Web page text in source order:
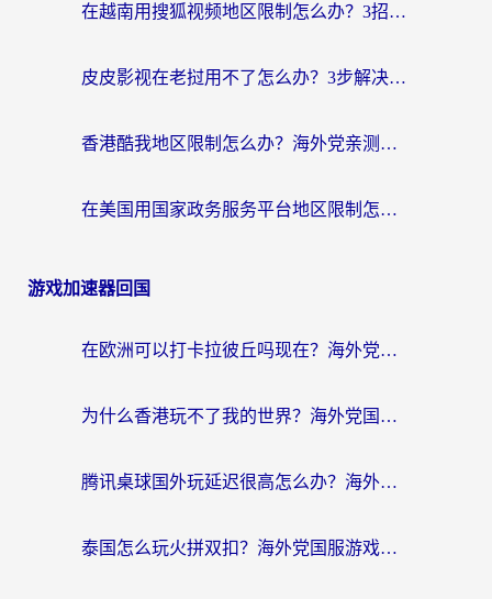
在越南用搜狐视频地区限制怎么办？3招解决海外看国内剧难题（附西瓜视频CCTV观看技巧）
皮皮影视在老挝用不了怎么办？3步解决海外看国内影视&财经的痛点
香港酷我地区限制怎么办？海外党亲测有效的回国加速方案来了
在美国用国家政务服务平台地区限制怎么办？海外华人必备的突破攻略（附追剧看片技巧）
游戏加速器回国
在欧洲可以打卡拉彼丘吗现在？海外党国服游戏加速器终极避坑指南
为什么香港玩不了我的世界？海外党国服游戏加速终极解决方案
腾讯桌球国外玩延迟很高怎么办？海外党亲测有效的国服游戏加速指南
泰国怎么玩火拼双扣？海外党国服游戏加速终极指南（附暗区突围植物大战僵尸实测）